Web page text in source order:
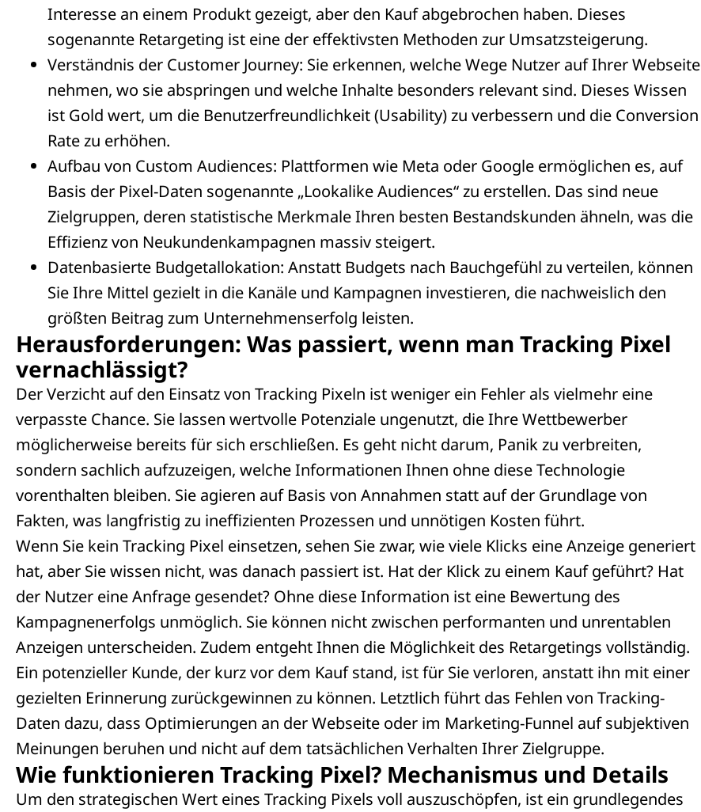
Interesse an einem Produkt gezeigt, aber den Kauf abgebrochen haben. Dieses
sogenannte Retargeting ist eine der effektivsten Methoden zur Umsatzsteigerung.
Verständnis der Customer Journey: Sie erkennen, welche Wege Nutzer auf Ihrer Webseite
nehmen, wo sie abspringen und welche Inhalte besonders relevant sind. Dieses Wissen
ist Gold wert, um die Benutzerfreundlichkeit (Usability) zu verbessern und die Conversion
Rate zu erhöhen.
Aufbau von Custom Audiences: Plattformen wie Meta oder Google ermöglichen es, auf
Basis der Pixel-Daten sogenannte „Lookalike Audiences“ zu erstellen. Das sind neue
Zielgruppen, deren statistische Merkmale Ihren besten Bestandskunden ähneln, was die
Effizienz von Neukundenkampagnen massiv steigert.
Datenbasierte Budgetallokation: Anstatt Budgets nach Bauchgefühl zu verteilen, können
Sie Ihre Mittel gezielt in die Kanäle und Kampagnen investieren, die nachweislich den
größten Beitrag zum Unternehmenserfolg leisten.
Herausforderungen: Was passiert, wenn man Tracking Pixel
vernachlässigt?
Der Verzicht auf den Einsatz von Tracking Pixeln ist weniger ein Fehler als vielmehr eine
verpasste Chance. Sie lassen wertvolle Potenziale ungenutzt, die Ihre Wettbewerber
möglicherweise bereits für sich erschließen. Es geht nicht darum, Panik zu verbreiten,
sondern sachlich aufzuzeigen, welche Informationen Ihnen ohne diese Technologie
vorenthalten bleiben. Sie agieren auf Basis von Annahmen statt auf der Grundlage von
Fakten, was langfristig zu ineffizienten Prozessen und unnötigen Kosten führt.
Wenn Sie kein Tracking Pixel einsetzen, sehen Sie zwar, wie viele Klicks eine Anzeige generiert
hat, aber Sie wissen nicht, was danach passiert ist. Hat der Klick zu einem Kauf geführt? Hat
der Nutzer eine Anfrage gesendet? Ohne diese Information ist eine Bewertung des
Kampagnenerfolgs unmöglich. Sie können nicht zwischen performanten und unrentablen
Anzeigen unterscheiden. Zudem entgeht Ihnen die Möglichkeit des Retargetings vollständig.
Ein potenzieller Kunde, der kurz vor dem Kauf stand, ist für Sie verloren, anstatt ihn mit einer
gezielten Erinnerung zurückgewinnen zu können. Letztlich führt das Fehlen von Tracking-
Daten dazu, dass Optimierungen an der Webseite oder im Marketing-Funnel auf subjektiven
Meinungen beruhen und nicht auf dem tatsächlichen Verhalten Ihrer Zielgruppe.
Wie funktionieren Tracking Pixel? Mechanismus und Details
Um den strategischen Wert eines Tracking Pixels voll auszuschöpfen, ist ein grundlegendes